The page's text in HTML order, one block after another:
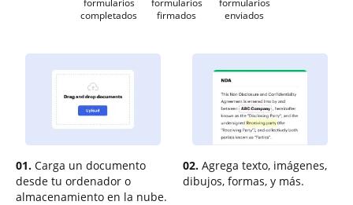
formularios
completados
formularios
firmados
formularios
enviados
01. Carga un documento
desde tu ordenador o
almacenamiento en la nube.
02. Agrega texto, imágenes,
dibujos, formas, y más.